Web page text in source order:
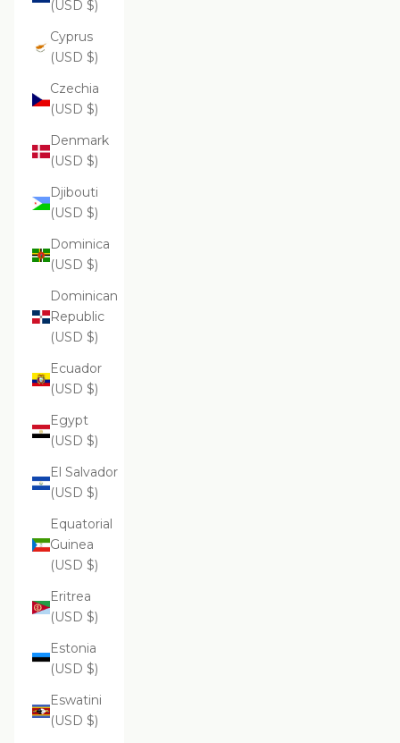
(USD $)
Cyprus
(USD $)
Czechia
(USD $)
Denmark
(USD $)
Djibouti
(USD $)
Dominica
(USD $)
Dominican
Republic
(USD $)
Ecuador
(USD $)
Egypt
(USD $)
El Salvador
(USD $)
Equatorial
Guinea
(USD $)
Eritrea
(USD $)
Estonia
(USD $)
Eswatini
(USD $)